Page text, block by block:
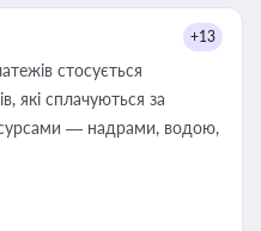
+13
стосується
які сплачуються за
— надрами, водою,